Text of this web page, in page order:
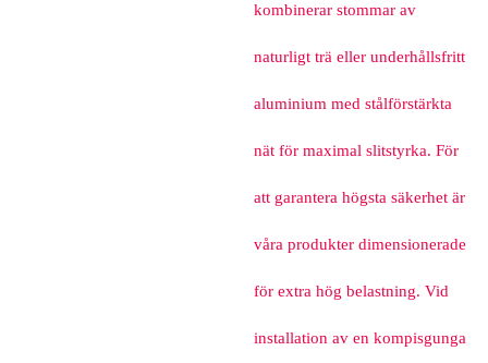
kombinerar stommar av
naturligt trä eller underhållsfritt
aluminium med stålförstärkta
nät för maximal slitstyrka. För
att garantera högsta säkerhet är
våra produkter dimensionerade
för extra hög belastning. Vid
installation av en kompisgunga